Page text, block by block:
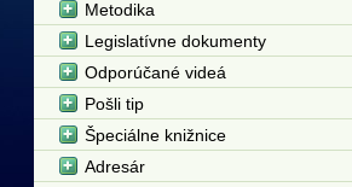
Metodika
Legislatívne dokumenty
Odporúčané videá
Pošli tip
Špeciálne knižnice
Adresár